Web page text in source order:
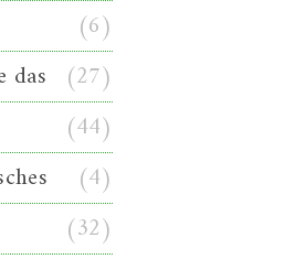
(6)
das (27)
(44)
(4)
(32)